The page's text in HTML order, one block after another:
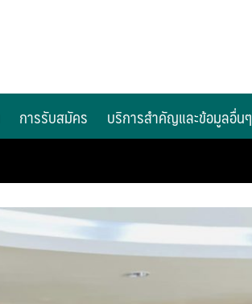
การรับสมัคร บริการสำคัญและข้อมูลอื่นๆ